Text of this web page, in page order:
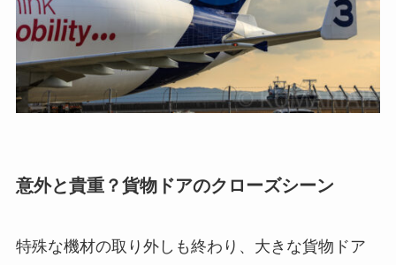
意外と貴重？貨物ドアのクローズシーン
特殊な機材の取り外しも終わり、大きな貨物ドア